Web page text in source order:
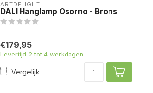
ARTDELIGHT
DALI Hanglamp Osorno - Brons
€179,95
Levertijd 2 tot 4 werkdagen
Vergelijk